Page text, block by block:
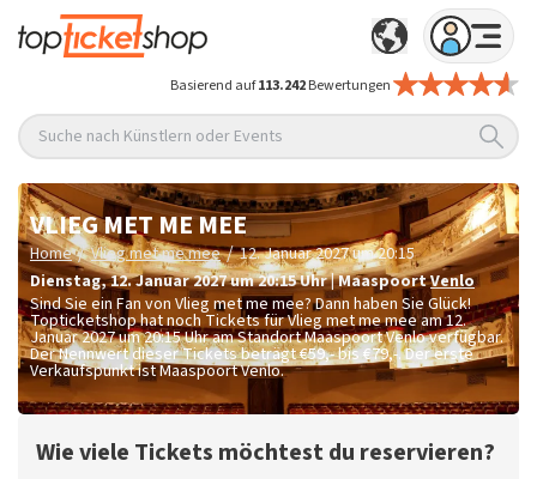
Basierend auf113.242Bewertungen
Suche nach Künstlern oder Events
VLIEG MET ME MEE
Home / Vlieg met me mee / 12. Januar 2027 um 20:15
Dienstag,12. Januar 2027 um 20:15Uhr|MaaspoortVenlo
Sind Sie ein Fan von Vlieg met me mee? Dann haben Sie Glück!
Topticketshop hat noch Tickets für Vlieg met me mee am 12.
Januar 2027 um 20:15 Uhr am Standort Maaspoort Venlo verfügbar.
Der Nennwert dieser Tickets beträgt€59,- bis €79,-. Der erste
Verkaufspunkt ist Maaspoort Venlo.
Wie viele Tickets möchtest du reservieren?